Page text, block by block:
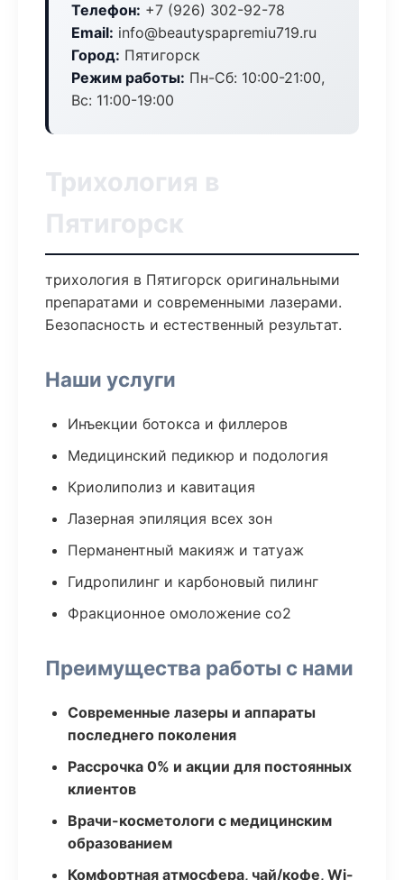
Телефон: +7 (926) 302-92-78
Email: info@beautyspapremiu719.ru
Город: Пятигорск
Режим работы: Пн-Сб: 10:00-21:00,
Вс: 11:00-19:00
Трихология в
Пятигорск
трихология в Пятигорск оригинальными
препаратами и современными лазерами.
Безопасность и естественный результат.
Наши услуги
Инъекции ботокса и филлеров
Медицинский педикюр и подология
Криолиполиз и кавитация
Лазерная эпиляция всех зон
Перманентный макияж и татуаж
Гидропилинг и карбоновый пилинг
Фракционное омоложение co2
Преимущества работы с нами
Современные лазеры и аппараты
последнего поколения
Рассрочка 0% и акции для постоянных
клиентов
Врачи-косметологи с медицинским
образованием
Комфортная атмосфера, чай/кофе, Wi-